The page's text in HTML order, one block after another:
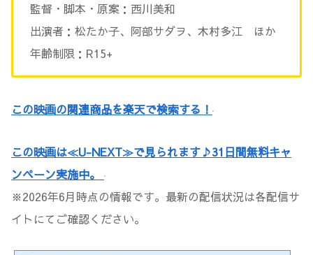
監督・脚本・原案：西川美和
出演者：松たか子、阿部サダヲ、木村多江 ほか
年齢制限：R15+
この映画の関連商品を楽天で検索する！
この映画は≪U-NEXT≫で見られます♪31日間無料キャ
ンペーン実施中。
※2026年6月時点の情報です。最新の配信状況は各配信サ
イトにてご確認ください。